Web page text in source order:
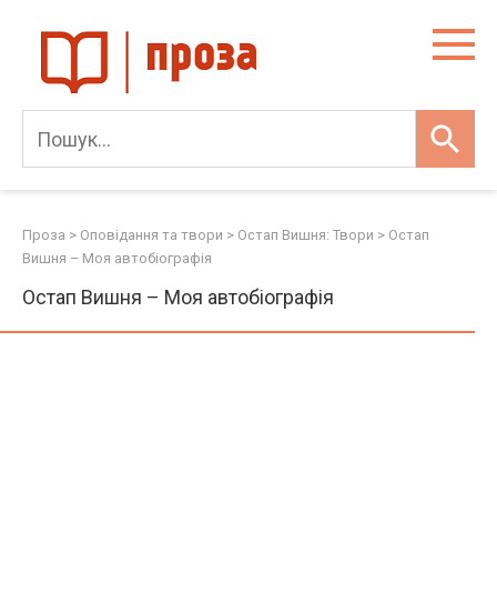
content
Проза > Оповідання та твори > Остап Вишня: Твори > Остап
Вишня – Моя автобіографія
Остап Вишня – Моя автобіографія